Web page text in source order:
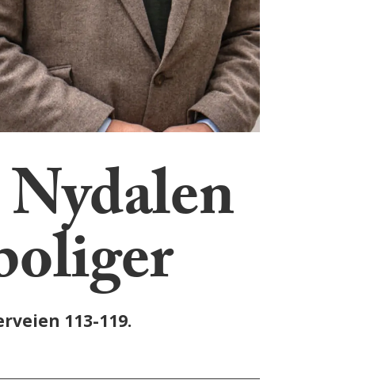
113-119.